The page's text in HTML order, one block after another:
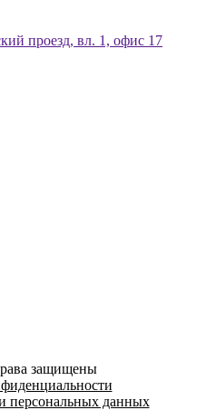
проезд, вл. 1, офис 17
защищены
персональных данных